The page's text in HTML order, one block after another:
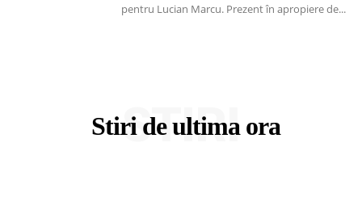
pentru Lucian Marcu. Prezent în apropiere de...
Stiri de ultima ora
STIRI